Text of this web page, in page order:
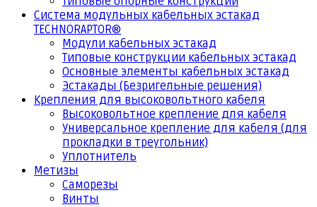
Система модульных кабельных эстакад
TECHNORAPTOR®
Модули кабельных эстакад
Типовые конструкции кабельных эстакад
Основные элементы кабельных эстакад
Эстакады (Безригельные решения)
Крепления для высоковольтного кабеля
Высоковольтное крепление для кабеля
Универсальное крепление для кабеля (для
прокладки в треугольник)
Уплотнитель
Метизы
Саморезы
Винты